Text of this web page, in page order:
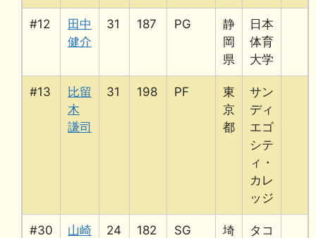
#12
田中
健介
31 187 PG
静
岡
県
日本
体育
大学
#13
比留
木
謙司
31 198 PF
東
京
都
サン
ディ
エゴ
シテ
ィ・
カレ
ッジ
#30
山崎
24 182 SG
埼
タコ